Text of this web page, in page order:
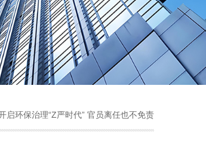
启环保治理“Z严时代” 官员离任也不免责